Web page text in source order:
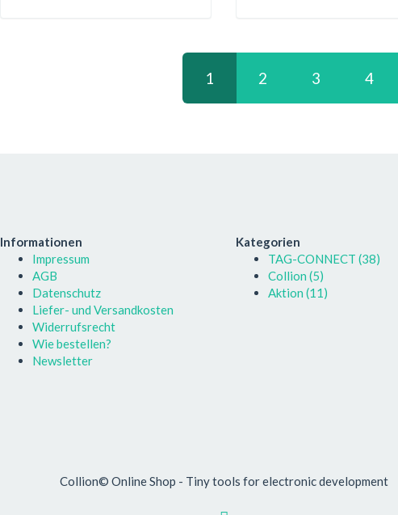
1 2 3 4
Informationen
Impressum
AGB
Datenschutz
Liefer- und Versandkosten
Widerrufsrecht
Wie bestellen?
Newsletter
Kategorien
TAG-CONNECT (38)
Collion (5)
Aktion (11)
Collion© Online Shop - Tiny tools for electronic development